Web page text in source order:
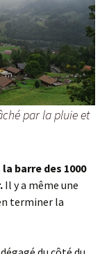
par la pluie et
barre des 1000
Il y a même une
terminer la